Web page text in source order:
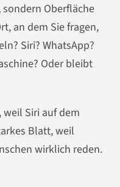
Oberfläche
an dem Sie fragen,
Siri? WhatsApp?
Oder bleibt
Siri auf dem
Blatt, weil
wirklich reden.